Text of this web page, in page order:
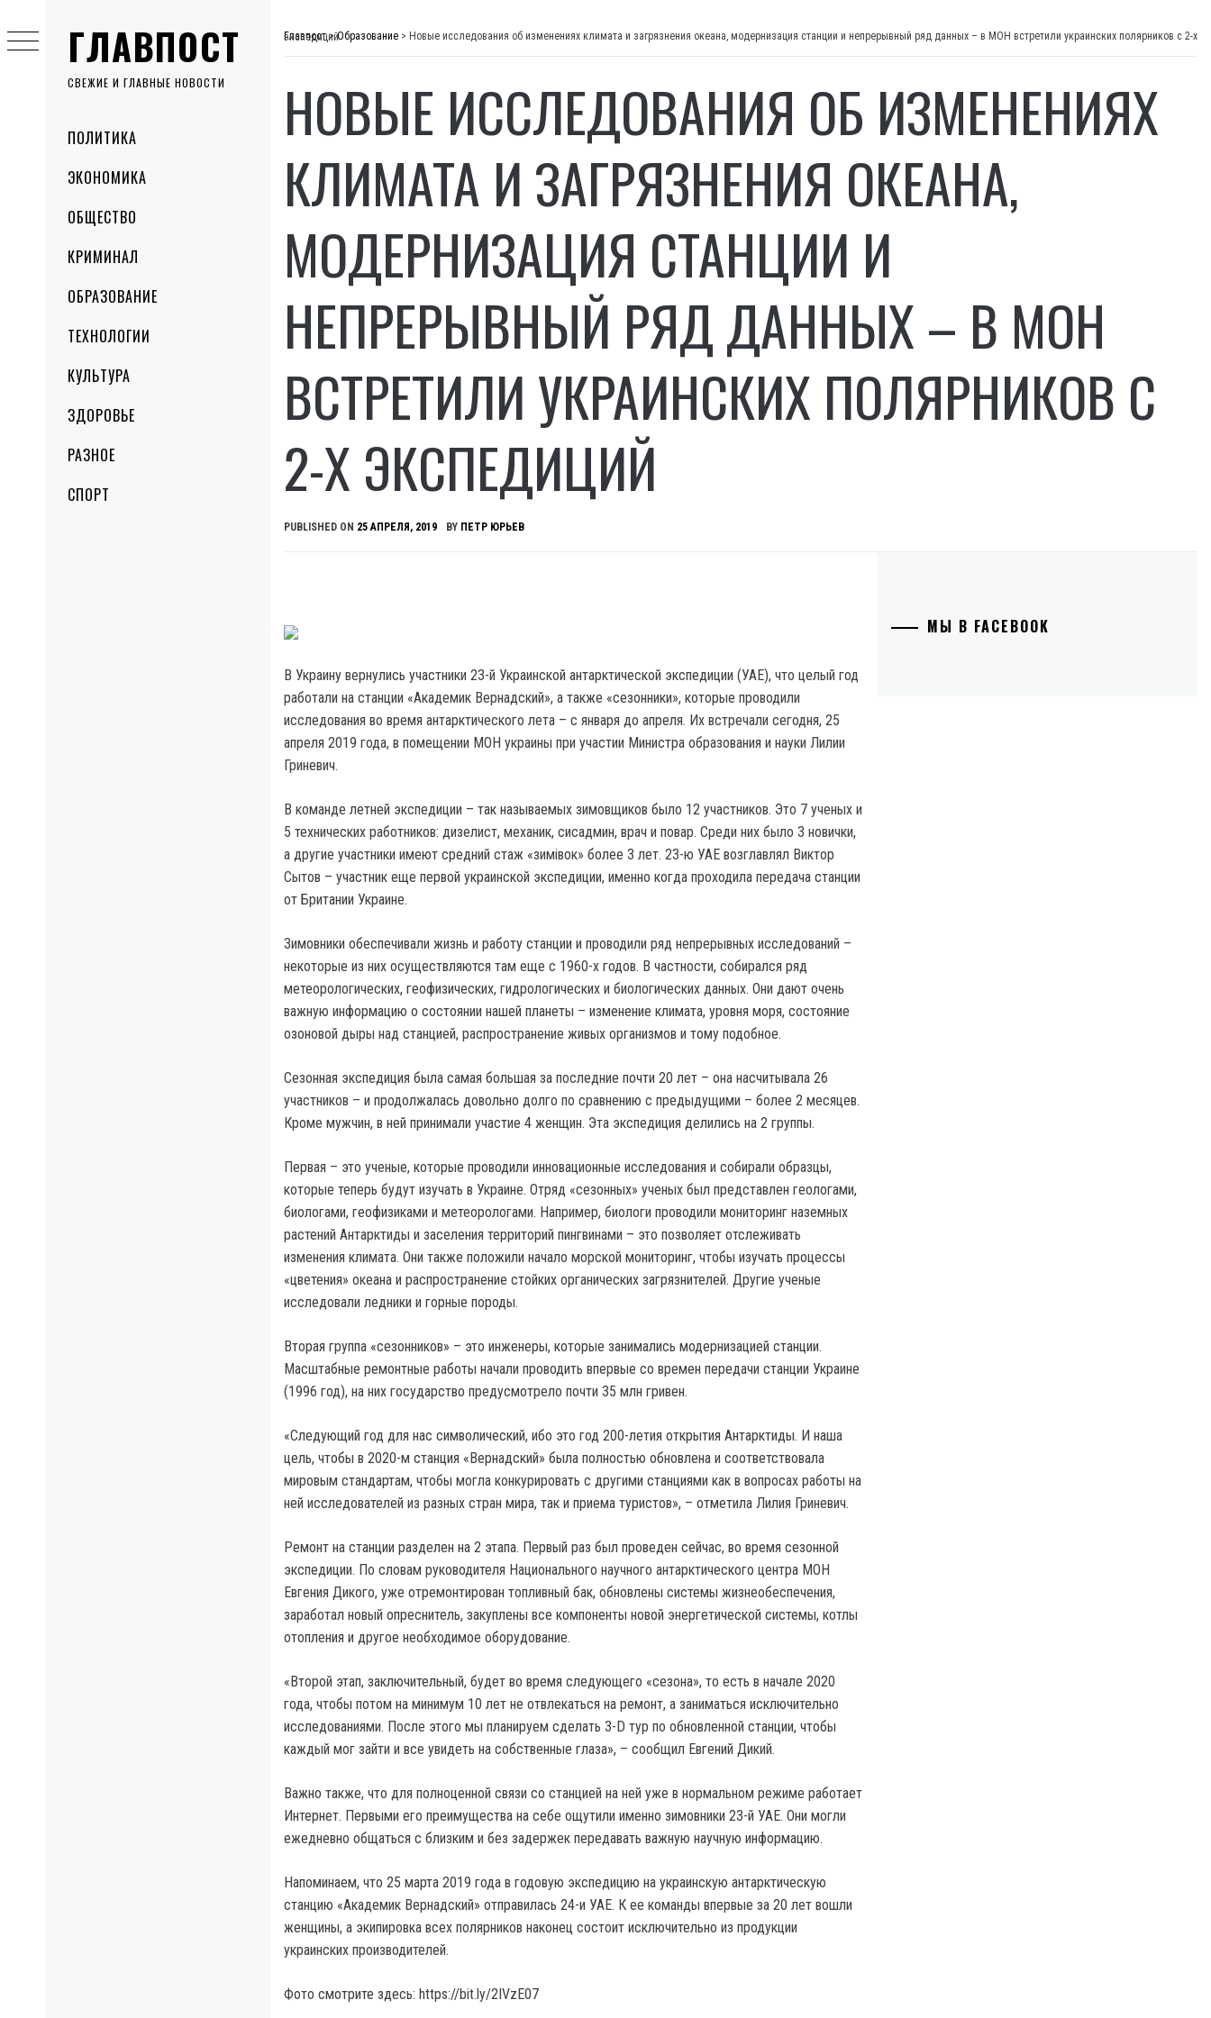
ГЛАВПОСТ
СВЕЖИЕ И ГЛАВНЫЕ НОВОСТИ
MenuПОЛИТИКА
ЭКОНОМИКА
ОБЩЕСТВО
КРИМИНАЛ
ОБРАЗОВАНИЕ
ТЕХНОЛОГИИ
КУЛЬТУРА
ЗДОРОВЬЕ
РАЗНОЕ
СПОРТ
to
content
Главпост>Образование >
Новые исследования об изменениях климата и загрязнения океана, модернизация станции и непрерывный ряд данных – в МОН встретили украинских полярников с 2-х экспедиций
НОВЫЕ ИССЛЕДОВАНИЯ ОБ ИЗМЕНЕНИЯХ
КЛИМАТА И ЗАГРЯЗНЕНИЯ ОКЕАНА,
МОДЕРНИЗАЦИЯ СТАНЦИИ И
НЕПРЕРЫВНЫЙ РЯД ДАННЫХ – В МОН
ВСТРЕТИЛИ УКРАИНСКИХ ПОЛЯРНИКОВ С
2-Х ЭКСПЕДИЦИЙ
PUBLISHED ON 25 АПРЕЛЯ, 2019 BY ПЕТР ЮРЬЕВ
В Украину вернулись участники 23-й Украинской антарктической экспедиции (УАЕ), что целый год
работали на станции «Академик Вернадский», а также «сезонники», которые проводили
исследования во время антарктического лета – с января до апреля. Их встречали сегодня, 25
апреля 2019 года, в помещении МОН украины при участии Министра образования и науки Лилии
Гриневич.
В команде летней экспедиции – так называемых зимовщиков было 12 участников. Это 7 ученых и
5 технических работников: дизелист, механик, сисадмин, врач и повар. Среди них было 3 новички,
а другие участники имеют средний стаж «зимівок» более 3 лет. 23-ю УАЕ возглавлял Виктор
Сытов – участник еще первой украинской экспедиции, именно когда проходила передача станции
от Британии Украине.
Зимовники обеспечивали жизнь и работу станции и проводили ряд непрерывных исследований –
некоторые из них осуществляются там еще с 1960-х годов. В частности, собирался ряд
метеорологических, геофизических, гидрологических и биологических данных. Они дают очень
важную информацию о состоянии нашей планеты – изменение климата, уровня моря, состояние
озоновой дыры над станцией, распространение живых организмов и тому подобное.
Сезонная экспедиция была самая большая за последние почти 20 лет – она насчитывала 26
участников – и продолжалась довольно долго по сравнению с предыдущими – более 2 месяцев.
Кроме мужчин, в ней принимали участие 4 женщин. Эта экспедиция делились на 2 группы.
Первая – это ученые, которые проводили инновационные исследования и собирали образцы,
которые теперь будут изучать в Украине. Отряд «сезонных» ученых был представлен геологами,
биологами, геофизиками и метеорологами. Например, биологи проводили мониторинг наземных
растений Антарктиды и заселения территорий пингвинами – это позволяет отслеживать
изменения климата. Они также положили начало морской мониторинг, чтобы изучать процессы
«цветения» океана и распространение стойких органических загрязнителей. Другие ученые
исследовали ледники и горные породы.
Вторая группа «сезонников» – это инженеры, которые занимались модернизацией станции.
Масштабные ремонтные работы начали проводить впервые со времен передачи станции Украине
(1996 год), на них государство предусмотрело почти 35 млн гривен.
«Следующий год для нас символический, ибо это год 200-летия открытия Антарктиды. И наша
цель, чтобы в 2020-м станция «Вернадский» была полностью обновлена и соответствовала
мировым стандартам, чтобы могла конкурировать с другими станциями как в вопросах работы на
ней исследователей из разных стран мира, так и приема туристов», – отметила Лилия Гриневич.
Ремонт на станции разделен на 2 этапа. Первый раз был проведен сейчас, во время сезонной
экспедиции. По словам руководителя Национального научного антарктического центра МОН
Евгения Дикого, уже отремонтирован топливный бак, обновлены системы жизнеобеспечения,
заработал новый опреснитель, закуплены все компоненты новой энергетической системы, котлы
отопления и другое необходимое оборудование.
«Второй этап, заключительный, будет во время следующего «сезона», то есть в начале 2020
года, чтобы потом на минимум 10 лет не отвлекаться на ремонт, а заниматься исключительно
исследованиями. После этого мы планируем сделать 3-D тур по обновленной станции, чтобы
каждый мог зайти и все увидеть на собственные глаза», – сообщил Евгений Дикий.
Важно также, что для полноценной связи со станцией на ней уже в нормальном режиме работает
Интернет. Первыми его преимущества на себе ощутили именно зимовники 23-й УАЕ. Они могли
ежедневно общаться с близким и без задержек передавать важную научную информацию.
Напоминаем, что 25 марта 2019 года в годовую экспедицию на украинскую антарктическую
станцию «Академик Вернадский» отправилась 24-и УАЕ. К ее команды впервые за 20 лет вошли
женщины, а экипировка всех полярников наконец состоит исключительно из продукции
украинских производителей.
Фото смотрите здесь: https://bit.ly/2IVzE07
МЫ В FACEBOOK